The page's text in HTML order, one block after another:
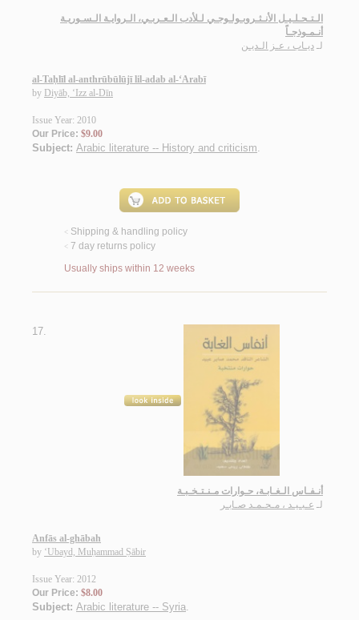
الـتـحـلـيـل الأنـثـروبـولـوجـي لـلأدب الـعـربـي، الـروايـة الـسـوريـة
أنـمـوذجـاً
لـ ديـاب ، عـز الـديـن
al-Taḥlīl al-anthrūbūlūjī lil-adab al-‘Arabī
by Diyāb, ‘Izz al-Dīn
Issue Year: 2010
Our Price: $9.00
Subject: Arabic literature -- History and criticism.
< Shipping & handling policy
< 7 day returns policy
Usually ships within 12 weeks
17.
أنـفـاس الـغـابـة، حـوارات مـنـتـخـبـة
لـ عـبـيـد ، مـحـمـد صـابـر
Anfās al-ghābah
by ‘Ubayd, Muḥammad Ṣābir
Issue Year: 2012
Our Price: $8.00
Subject: Arabic literature -- Syria.